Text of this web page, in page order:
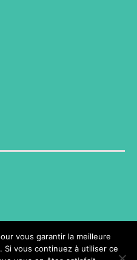
vous garantir la meilleure
vous continuez à utiliser ce